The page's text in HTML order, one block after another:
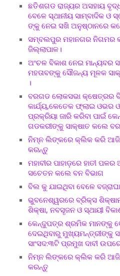
ଛତିଶଗଡ ରାଜ୍ୟର ଅସହାୟ
ବେଳେ ସ୍ଥାନୀୟ ସାମ୍ବାଦିକ ଓ
ଙ୍କୁ ନେଇ ସଖି ଅନୁଷ୍ଠାନରେ
ସମ୍ବଲପୁର ମହାନଗର ନିଗମର
ଜିଲ୍ଲାପାଳ।
ଅଂଚଳ ବିକାଶ ନେଇ ମାନ୍ୟବର
ମହତାବଙ୍କୁ ସୌଜନ୍ୟ ମୂଳକ
।
ବରଗଡ ଲୋକସଭା କ୍ଷେତ୍ରର
କାର୍ଯ୍ୟ,କେତେକ ଫ୍ଲାଇ ଓଭର
ପ୍ରକ୍ରିୟା ଜାରି କରିବା ପାଇଁ
ଗଡକରୀଙ୍କୁ ସାକ୍ଷାତ କଲେ
ନିମ୍ନ ଲିଙ୍କରେ କ୍ଲିକ କରି
କରନ୍ତୁ
ମହାବୀର ପାହାଡ଼ରେ ହାତୀ
ସଚେତନ କଲେ ବନ ବିଭାଗ
ବିଲ କୁ ଯାଇଥିବା ବେଳେ
ଭୁବନେଶ୍ୱରରେ ବ୍ରିକ୍ସ
ଶିକ୍ଷା, ନବସୃଜନ ଓ ସ୍ଥାୟୀ
କେନ୍ଦୁପତ୍ର ଶ୍ରମିକ ମାନଙ୍କୁ
ଦେଇଥିବାରୁ ମୁଖ୍ୟମନ୍ତ୍ରୀଙ୍କୁ
ସାଂସଦ:୩ଟି ପ୍ରମୁଖ ଦାବୀ
ନିମ୍ନ ଲିଙ୍କରେ କ୍ଲିକ କରି
କରନ୍ତୁ